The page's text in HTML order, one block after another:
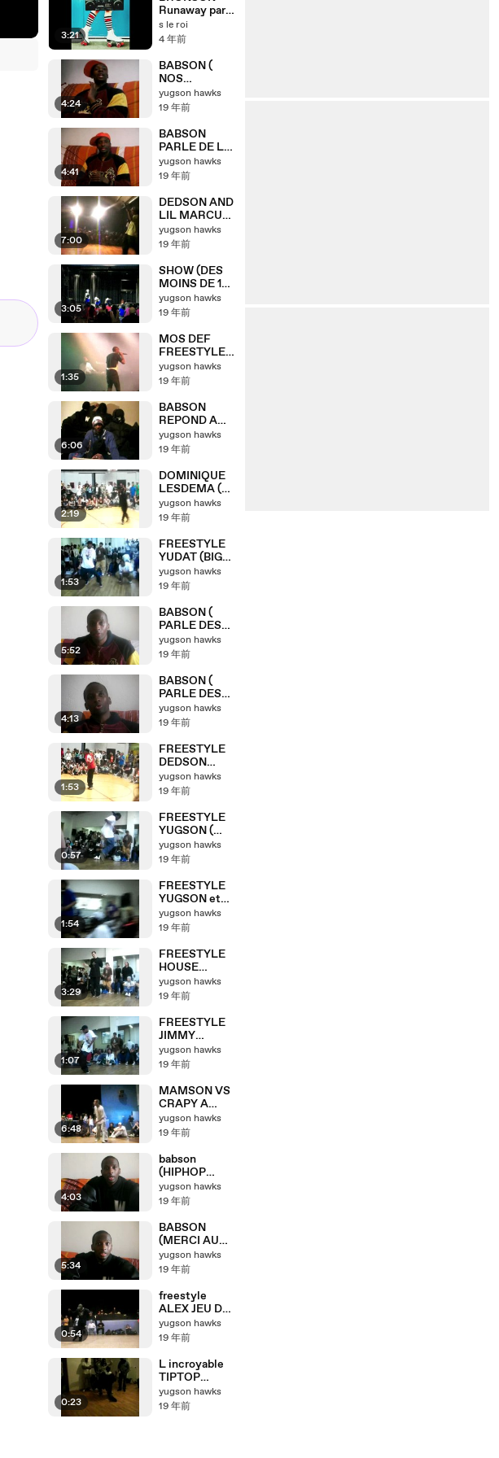
3:21
Runaway par
S Le Roi de la
s le roi
4 年前
4:24
BABSON (
NOS
ANCETRES
LES
yugson hawks
19 年前
4:41
BABSON
PARLE DE LA
FEDERATION
FRANCAISE
yugson hawks
19 年前
7:00
DEDSON AND
LIL MARCUS
BATTLE D
HANNOVER
yugson hawks
19 年前
3:05
SHOW (DES
MOINS DE 12
ans )JAPAN
yugson hawks
19 年前
1:35
MOS DEF
FREESTYLE
(dedicasse
JAY DEE AKA
yugson hawks
19 年前
6:06
BABSON
REPOND A
UN
INTERNAUTE
1000%!!!!!!!
yugson hawks
19 年前
2:19
DOMINIQUE
LESDEMA (
on regarde et
chut......)
yugson hawks
19 年前
1:53
FREESTYLE
YUDAT (BIG
UP O
BROTHER YO
yugson hawks
19 年前
5:52
BABSON (
PARLE DES
BATTLES )
episode 14
yugson hawks
19 年前
4:13
BABSON (
PARLE DES
MEUFS)
episode 13
yugson hawks
19 年前
1:53
FREESTYLE
DEDSON
KILLA (who is
who)
yugson hawks
19 年前
0:57
FREESTYLE
YUGSON (
WHO IS WHO
PRESELECTI
yugson hawks
19 年前
1:54
FREESTYLE
YUGSON et
RICARDO (
WHO IS WHO
ON !!)
yugson hawks
19 年前
3:29
FREESTYLE
HOUSE
(carole,mams
on,gwen,kent
)
yugson hawks
19 年前
1:07
FREESTYLE
JIMMY
(YUDAT) who
is who
yugson hawks
19 年前
6:48
MAMSON VS
CRAPY A
COMBS LA
VILLE !!!!!!
yugson hawks
19 年前
4:03
babson
(HIPHOP
AWARD
2007) episode
yugson hawks
19 年前
5:34
BABSON
(MERCI AUX
ANCIENS!!!!!!
MERCI !!!!)
yugson hawks
19 年前
0:54
freestyle
ALEX JEU DE
JAMBE
yugson hawks
19 年前
0:23
L incroyable
TIPTOP
FREESTYLE
yugson hawks
19 年前